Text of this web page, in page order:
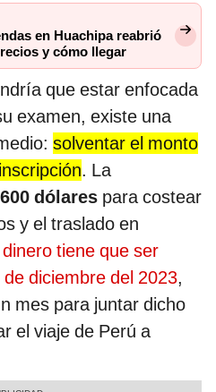
en Huachipa reabrió
y cómo llegar
que estar enfocada
examen, existe una
solventar el monto
. La
dólares para costear
y el traslado en
tiene que ser
diciembre del 2023,
mes para juntar dicho
el viaje de Perú a